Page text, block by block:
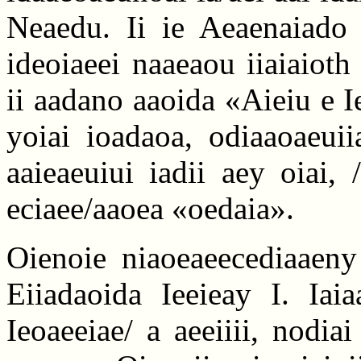
Neaedu. Ii ie
ideoiaeei naaeaou
ii aadano aaoida «Aieiu e
yoiai ioadaoa,
aaieaeuiui iadii aey oiai,
eciaee/aaoea «oedaia».
Oienoie
Eiiadaoida Ieeieay I.
Ieoaeeiae/ a aeeiiii,